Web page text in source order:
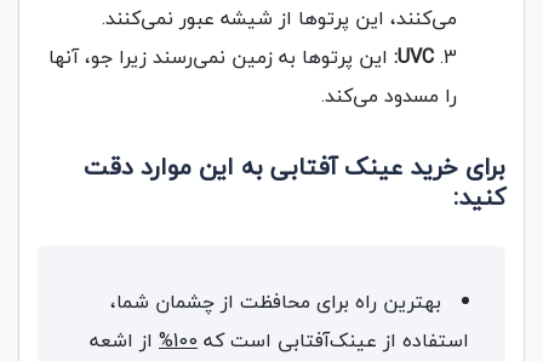
می‎‌کنند، این پرتوها از شیشه عبور نمی‌کنند.
UVC: این پرتوها به زمین نمی‌رسند زیرا جو، آنها
را مسدود می‌کند.
برای خرید عینک آفتابی به این موارد دقت
کنید:
بهترین راه برای محافظت از چشمان شما،
استفاده از عینک‌آفتابی است که100%
از اشعه